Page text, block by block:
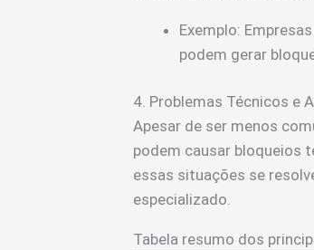
Exemplo:
podem gerar
4. Problemas Técnicos e
Apesar de ser menos
podem causar bloqueios
essas situações se
especializado.
Tabela resumo dos